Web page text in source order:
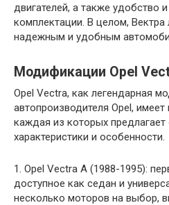
двигателей, а также удобство
комплектации. В целом, Вектра
надежным и удобным
Модификации Opel
Opel Vectra, как легендарная
автопроизводителя Opel,
каждая из которых
характеристики и особенности.
1. Opel Vectra A (1988-1995):
доступное как седан и
несколько моторов на выбор,